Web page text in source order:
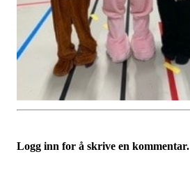
Logg inn for å skrive en kommentar.